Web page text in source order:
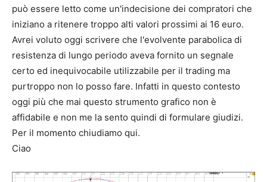
può essere letto come un'indecisione dei compratori che
iniziano a ritenere troppo alti valori prossimi ai 16 euro.
Avrei voluto oggi scrivere che l'evolvente parabolica di
resistenza di lungo periodo aveva fornito un segnale
certo ed inequivocabile utilizzabile per il trading ma
purtroppo non lo posso fare. Infatti in questo contesto
oggi più che mai questo strumento grafico non è
affidabile e non me la sento quindi di formulare giudizi.
Per il momento chiudiamo qui.
Ciao